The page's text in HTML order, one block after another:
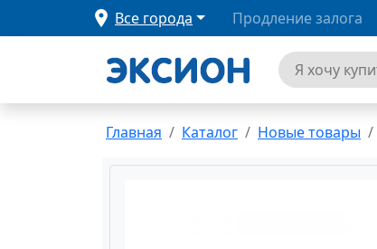
Все города Продление залога
Главная Каталог Новые товары